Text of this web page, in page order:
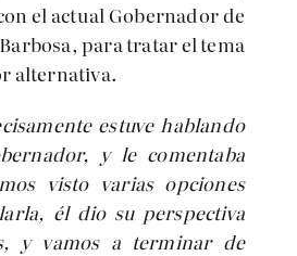
el actual Gobernador de
para tratar el tema
alternativa.
estuve hablando
y le comentaba
visto varias opciones
él dio su perspectiva
y vamos a terminar de